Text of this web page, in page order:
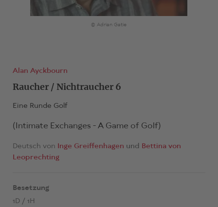
© Adrian Gatie
Alan Ayckbourn
Raucher / Nichtraucher 6
Eine Runde Golf
(Intimate Exchanges - A Game of Golf)
Deutsch von Inge Greiffenhagen
Bettina von
Leoprechting
Besetzung
1D / 1H